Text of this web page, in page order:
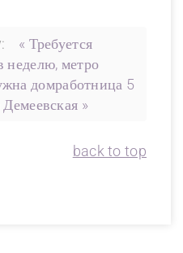
« Требуется
неделю, метро
домработница 5
»
back to top